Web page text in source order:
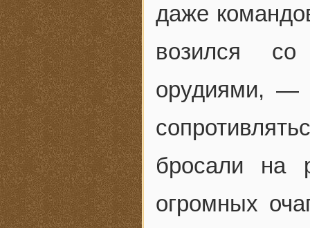
даже
возился
орудиями, —
бросали на
огромных